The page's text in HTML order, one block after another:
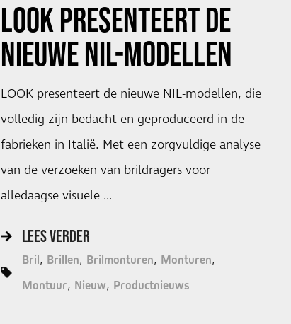
LOOK PRESENTEERT DE
NIEUWE NIL-MODELLEN
LOOK presenteert de nieuwe NIL-modellen, die
volledig zijn bedacht en geproduceerd in de
fabrieken in Italië. Met een zorgvuldige analyse
van de verzoeken van brildragers voor
alledaagse visuele …
LEES VERDER
Bril Brillen Brilmonturen Monturen
Montuur Nieuw Productnieuws